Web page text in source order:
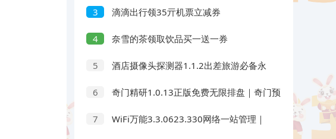
3 滴滴出行领35亓机票立减券
4 奈雪的茶领取饮品买一送一券
5
酒店摄像头探测器1.1.2出差旅游必备永
6
奇门精研1.0.13正版免费无限排盘｜奇门预
7
WiFi万能3.3.0623.330网络一站管理｜